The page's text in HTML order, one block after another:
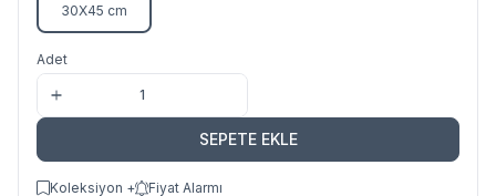
30X45 cm
Adet
SEPETE EKLE
Koleksiyon + Fiyat Alarmı